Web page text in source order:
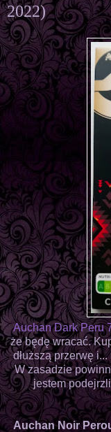
2022)
Auchan Dark Peru
że będę wracać.
dłuższą przerwę
W zasadzie
jestem
Auchan Noir